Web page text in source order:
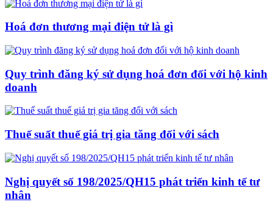
Hoá đơn thương mại điện tử là gì
Quy trình đăng ký sử dụng hoá đơn đối với hộ kinh
doanh
Thuế suất thuế giá trị gia tăng đối với sách
Nghị quyết số 198/2025/QH15 phát triển kinh tế tư
nhân